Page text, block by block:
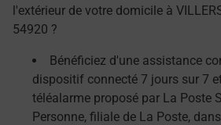
l'extérieur de votre domicile à
54920 ?
Bénéficiez d'une assistance
dispositif connecté 7 jours sur 7
téléalarme proposé par La Poste
Personne, filiale de La Poste,